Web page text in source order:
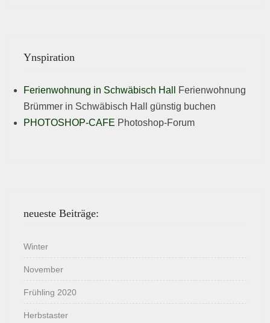
Ynspiration
Ferienwohnung in Schwäbisch Hall
Ferienwohnung
Brümmer in Schwäbisch Hall günstig buchen
PHOTOSHOP-CAFE Photoshop-Forum
neueste Beiträge:
Winter
November
Frühling 2020
Herbstaster